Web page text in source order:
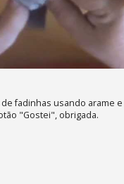
fadinhas usando arame
"Gostei", obrigada.